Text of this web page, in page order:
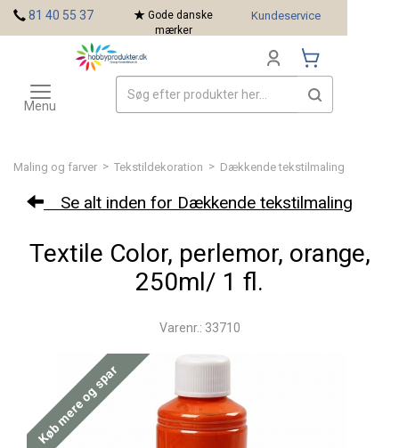
Maling og farver > Tekstildekoration > Dækkende tekstilmaling
Se alt inden for Dækkende tekstilmaling
Textile Color, perlemor, orange,
250ml/ 1 fl.
Varenr.: 33710
Køb mere og spar
81 40 55 37
Gode danske
mærker
Kundeservice
Toggle
navigation
Menu
Mærker